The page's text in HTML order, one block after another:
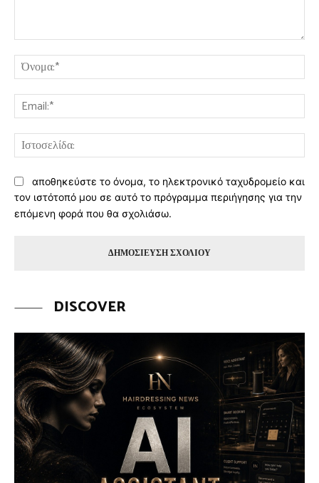
αποθηκεύστε το όνομα, το ηλεκτρονικό ταχυδρομείο και
τον ιστότοπό μου σε αυτό το πρόγραμμα περιήγησης για την
επόμενη φορά που θα σχολιάσω.
DISCOVER